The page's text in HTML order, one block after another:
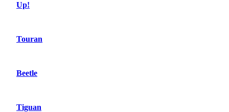
Up!
Touran
Beetle
Tiguan